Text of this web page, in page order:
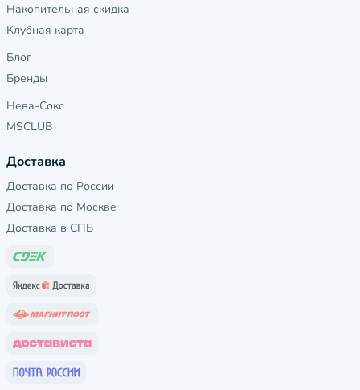
Накопительная скидка
Клубная карта
Блог
Бренды
Нева-Сокс
MSCLUB
Доставка
Доставка по России
Доставка по Москве
Доставка в СПБ